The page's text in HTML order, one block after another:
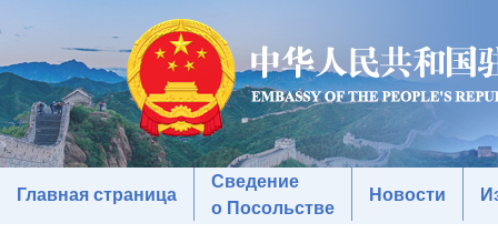
Главная страница
Сведение
о Посольстве
Новости